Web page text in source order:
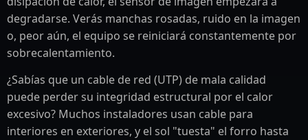
degradarse. Verás manchas rosadas, ruido en la imagen
o, peor aún, el equipo se reiniciará constantemente por
sobrecalentamiento.
¿Sabías que un cable de red (UTP) de mala calidad
puede perder su integridad estructural por el calor
excesivo? Muchos instaladores usan cable para
interiores en exteriores, y el sol "tuesta" el forro hasta